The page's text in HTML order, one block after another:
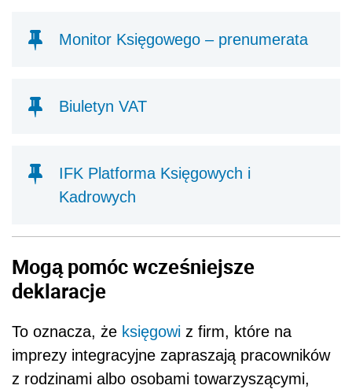
Monitor Księgowego – prenumerata
Biuletyn VAT
IFK Platforma Księgowych i
Kadrowych
Mogą pomóc wcześniejsze
deklaracje
To oznacza, że księgowi z firm, które na
imprezy integracyjne zapraszają pracowników
z rodzinami albo osobami towarzyszącymi,